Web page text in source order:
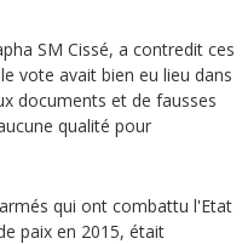
SM Cissé, a contredit ces
vote avait bien eu lieu dans
documents et de fausses
qualité pour
qui ont combattu l'Etat
paix en 2015, était